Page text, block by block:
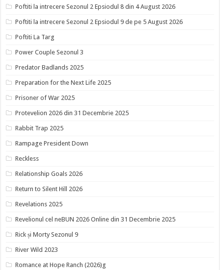
Poftiti la intrecere Sezonul 2 Epsiodul 8 din 4 August 2026
Poftiti la intrecere Sezonul 2 Epsiodul 9 de pe 5 August 2026
Poftiti La Targ
Power Couple Sezonul 3
Predator Badlands 2025
Preparation for the Next Life 2025
Prisoner of War 2025
Protevelion 2026 din 31 Decembrie 2025
Rabbit Trap 2025
Rampage President Down
Reckless
Relationship Goals 2026
Return to Silent Hill 2026
Revelations 2025
Revelionul cel neBUN 2026 Online din 31 Decembrie 2025
Rick și Morty Sezonul 9
River Wild 2023
Romance at Hope Ranch (2026)g